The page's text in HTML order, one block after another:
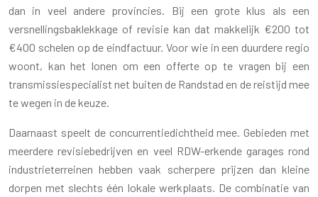
dan in veel andere provincies. Bij een grote klus als een
versnellingsbaklekkage of revisie kan dat makkelijk €200 tot
€400 schelen op de eindfactuur. Voor wie in een duurdere regio
woont, kan het lonen om een offerte op te vragen bij een
transmissiespecialist net buiten de Randstad en de reistijd mee
te wegen in de keuze.
Daarnaast speelt de concurrentiedichtheid mee. Gebieden met
meerdere revisiebedrijven en veel RDW-erkende garages rond
industrieterreinen hebben vaak scherpere prijzen dan kleine
dorpen met slechts één lokale werkplaats. De combinatie van